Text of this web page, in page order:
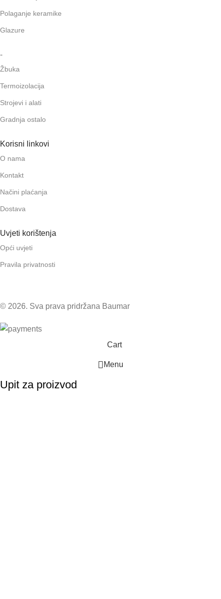
Polaganje keramike
Glazure
-
Žbuka
Termoizolacija
Strojevi i alati
Gradnja ostalo
Korisni linkovi
O nama
Kontakt
Načini plaćanja
Dostava
Uvjeti korištenja
Opći uvjeti
Pravila privatnosti
© 2026. Sva prava pridržana Baumar
Cart
Menu
Upit za proizvod